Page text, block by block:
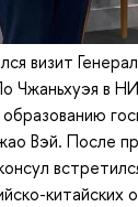
визит
Чжаньхуэя в
Вэй. После
китайских